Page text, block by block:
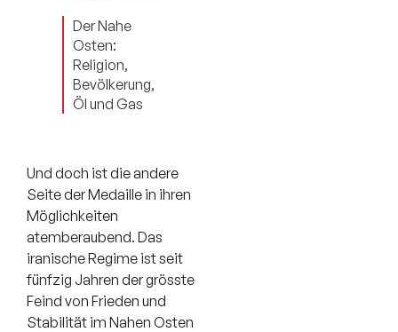
Der Nahe
Osten:
Religion,
Bevölkerung,
Öl und Gas
Und doch ist die andere
Seite der Medaille in ihren
Möglichkeiten
atemberaubend. Das
iranische Regime ist seit
fünfzig Jahren der grösste
Feind von Frieden und
Stabilität im Nahen Osten